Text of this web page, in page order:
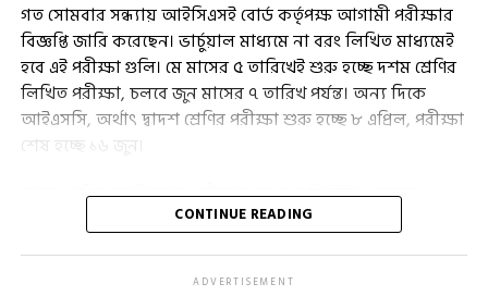
গত সোমবার সন্ধ্যায় আইসিএসই বোর্ড কর্তৃপক্ষ আগামী পরীক্ষার
বিজ্ঞপ্তি জারি করেছেন। ভার্চুয়াল মাধ্যমে না বরং লিখিত মাধ্যমেই
হবে এই পরীক্ষা গুলি। মে মাসের ৫ তারিখেই শুরু হচ্ছে দশম শ্রেণির
লিখিত পরীক্ষা, চলবে জুন মাসের ৭ তারিখ পর্যন্ত। অন্য দিকে
আইএসসি, অর্থাৎ দ্বাদশ শ্রেণির পরীক্ষা শুরু হচ্ছে ৮ এপ্রিল, পরীক্ষা
শেষ হচ্ছে ১৬ জুন।
দ্বাদশ শ্রেণির প্র্যাক্টিক্যাল পরীক্ষার মধ্যে কম্পিউটার সায়েন্স
পেপার-২ প্র্যাক্টিক্যাল প্ল্যানিং সেশন হবে ৮ এপ্রিল, হোম সায়েন্স
কর্নাটকি পেপার-২ প্র্যাক্টিক্যাল হবে ৯ এপ্রিল। বাকি প্র্যাক্টিক্যাল
CONTINUE READING
ADVERTISEMENT